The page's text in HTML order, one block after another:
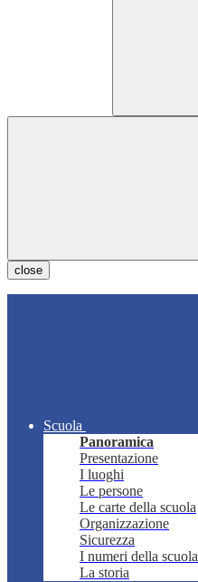
close
Scuola
Panoramica
Presentazione
I luoghi
Le persone
Le carte della scuola
Organizzazione
Sicurezza
I numeri della scuola
La storia